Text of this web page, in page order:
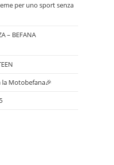
per uno sport senza
– BEFANA
la Motobefana🎉